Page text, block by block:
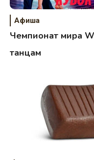
Афиша
Чемпионат мира
танцам